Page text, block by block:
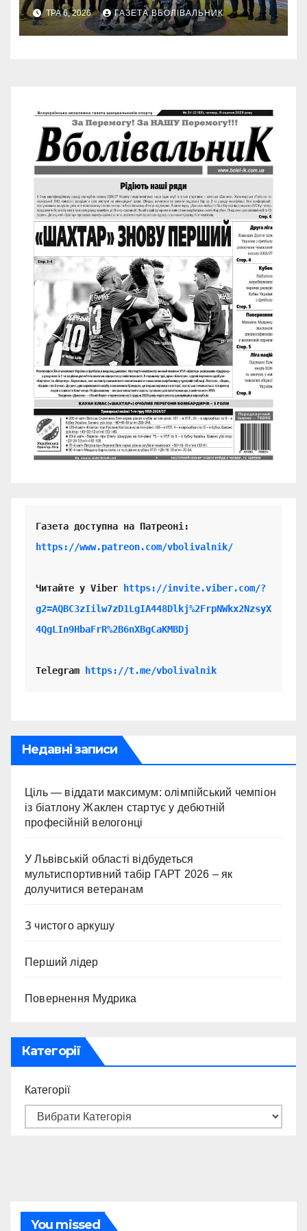
ТРА 6, 2026 ГАЗЕТА ВБОЛІВАЛЬНИК
https://www.patreon.com/vbolivalnik/
Читайте у Viber
https://invite.viber.com/?
g2=AQBC3zIilw7zD1LgIA448Dlkj%2FrpNWkx2NzsyX
4QgLIn9HbaFrR%2B6nXBgCaKMBDj
Telegram https://t.me/vbolivalnik
Недавні записи
Ціль — віддати максимум: олімпійський чемпіон
із біатлону Жаклен стартує у дебютній
професійній велогонці
У Львівській області відбудеться
мультиспортивний табір ГАРТ 2026 – як
долучитися ветеранам
З чистого аркушу
Перший лідер
Повернення Мудрика
Категорії
Категорії
You missed